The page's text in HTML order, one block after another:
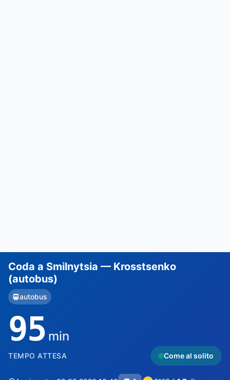
Coda a Smilnytsia — Krosstsenko
(autobus)
autobus
95 min
TEMPO ATTESA Come al solito